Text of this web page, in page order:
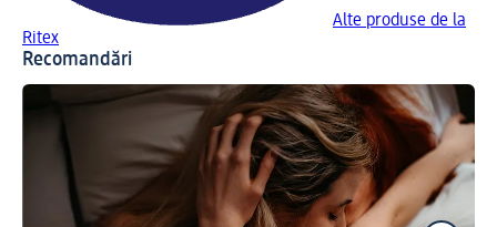
Alte produse de la
Ritex
Recomandări